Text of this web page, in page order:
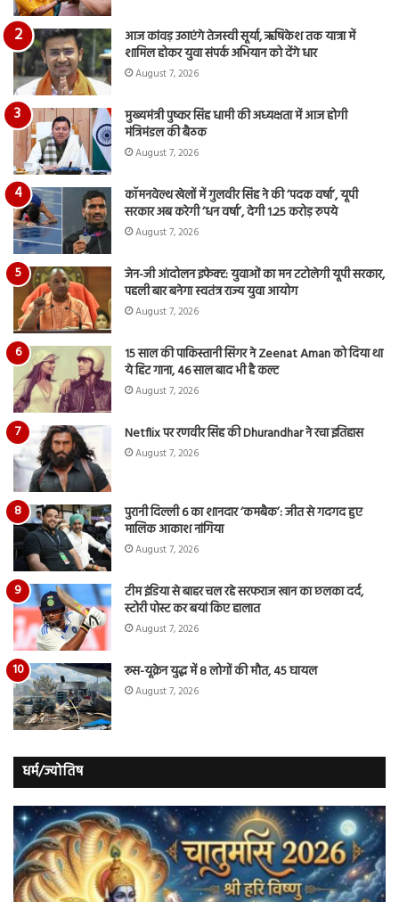
आज कांवड़ उठाएंगे तेजस्वी सूर्या, ऋषिकेश तक यात्रा में
शामिल होकर युवा संपर्क अभियान को देंगे धार
August 7, 2026
मुख्यमंत्री पुष्कर सिंह धामी की अध्यक्षता में आज होगी
मंत्रिमंडल की बैठक
August 7, 2026
कॉमनवेल्थ खेलों में गुलवीर सिंह ने की ‘पदक वर्षा’, यूपी
सरकार अब करेगी ‘धन वर्षा’, देगी 1.25 करोड़ रुपये
August 7, 2026
जेन-जी आंदोलन इफेक्ट: युवाओं का मन टटोलेगी यूपी सरकार,
पहली बार बनेगा स्वतंत्र राज्य युवा आयोग
August 7, 2026
15 साल की पाकिस्तानी सिंगर ने Zeenat Aman को दिया था
ये हिट गाना, 46 साल बाद भी है कल्ट
August 7, 2026
Netflix पर रणवीर सिंह की Dhurandhar ने रचा इतिहास
August 7, 2026
पुरानी दिल्ली 6 का शानदार ‘कमबैक’: जीत से गदगद हुए
मालिक आकाश नांगिया
August 7, 2026
टीम इंडिया से बाहर चल रहे सरफराज खान का छलका दर्द,
स्टोरी पोस्ट कर बयां किए हालात
August 7, 2026
रूस-यूक्रेन युद्ध में 8 लोगों की मौत, 45 घायल
August 7, 2026
धर्म/ज्योतिष